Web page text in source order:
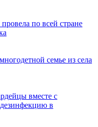
по всей стране
семье из села
вместе с
в